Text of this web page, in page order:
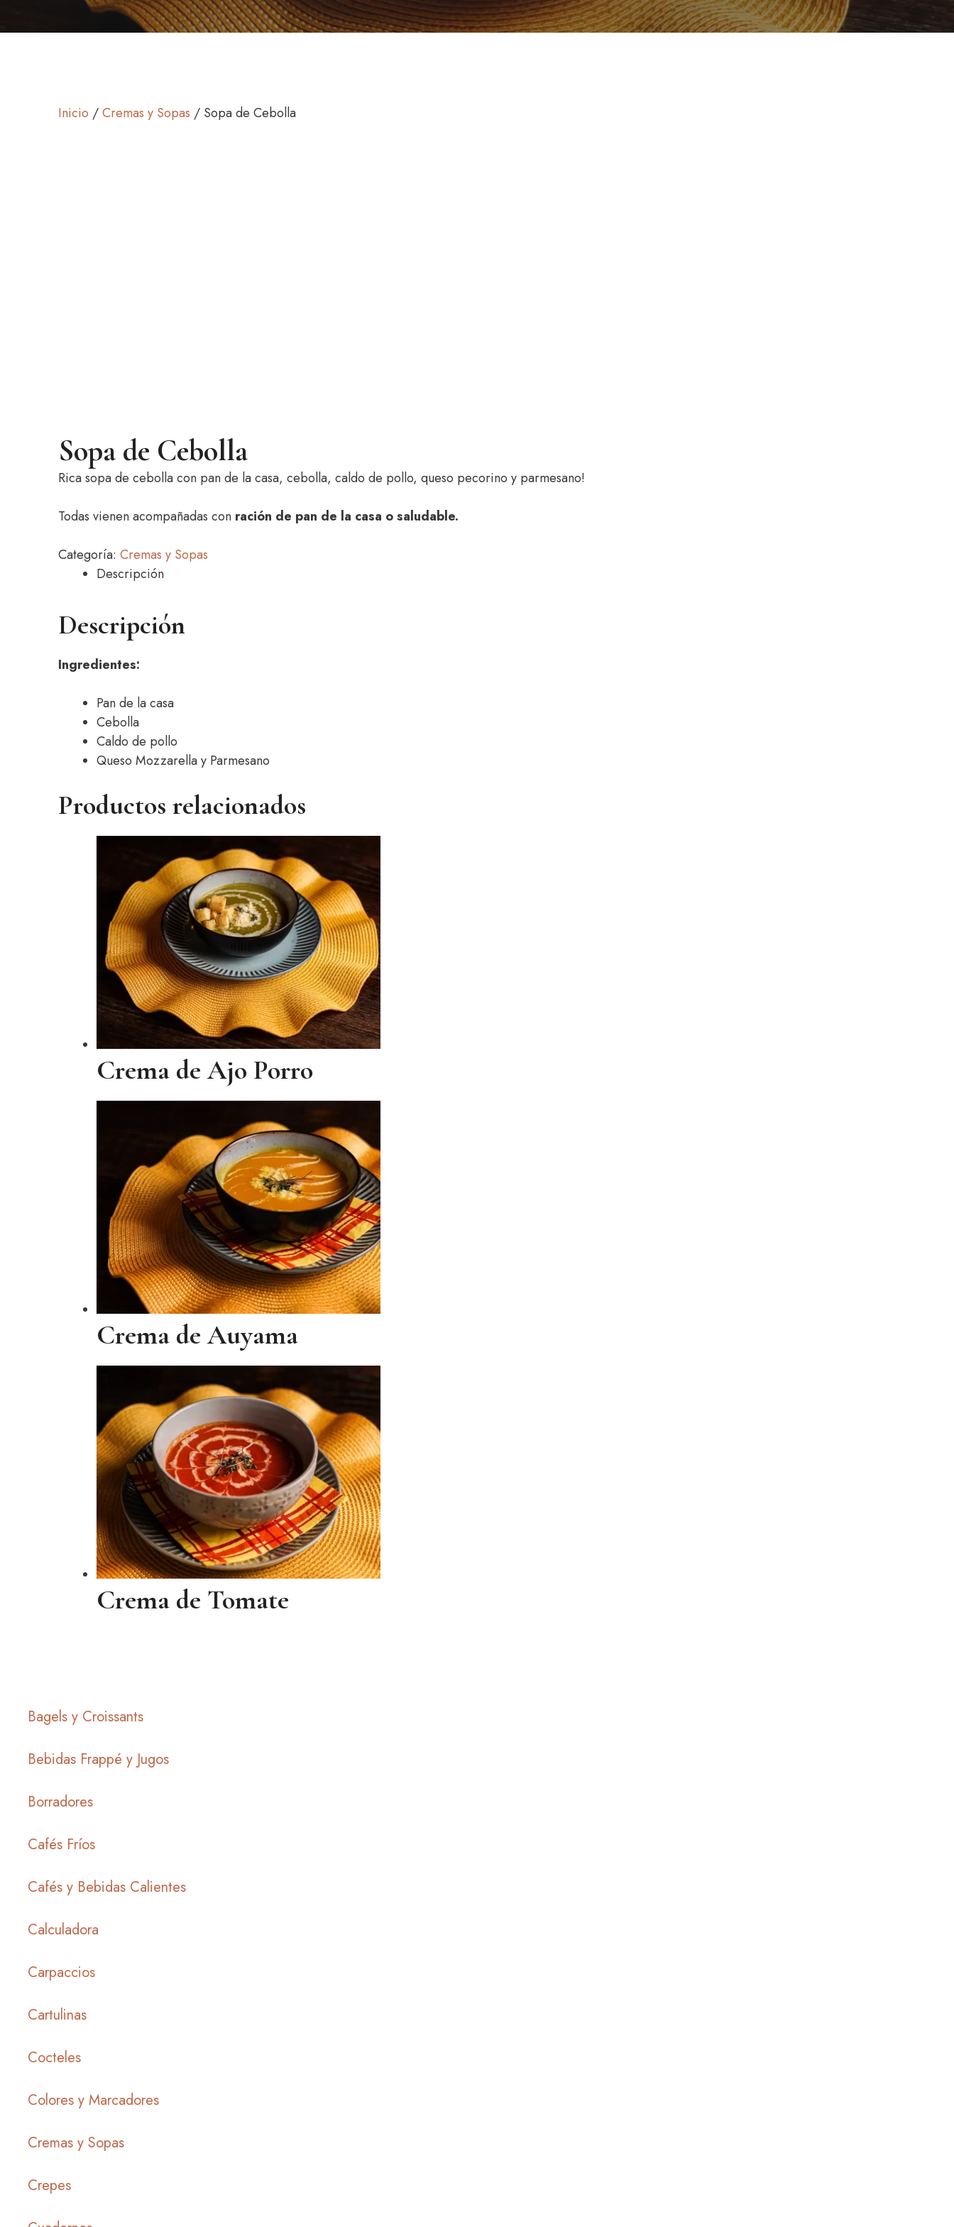
Inicio /Cremas y Sopas / Sopa de Cebolla
Sopa de Cebolla
Rica sopa de cebolla con pan de la casa, cebolla, caldo de pollo, queso pecorino y parmesano!
Todas vienen acompañadas con ración de pan de la casa o saludable.
Categoría: Cremas y Sopas
Descripción
Descripción
Ingredientes:
Pan de la casa
Cebolla
Caldo de pollo
Queso Mozzarella y Parmesano
Productos relacionados
Crema de Ajo Porro
Crema de Auyama
Crema de Tomate
Bagels y Croissants
Bebidas Frappé y Jugos
Borradores
Cafés Fríos
Cafés y Bebidas Calientes
Calculadora
Carpaccios
Cartulinas
Cocteles
Colores y Marcadores
Cremas y Sopas
Crepes